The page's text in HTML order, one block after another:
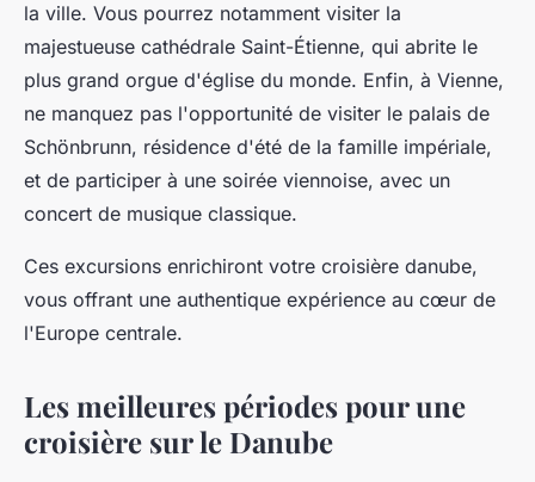
la ville. Vous pourrez notamment visiter la
majestueuse cathédrale Saint-Étienne, qui abrite le
plus grand orgue d'église du monde. Enfin, à Vienne,
ne manquez pas l'opportunité de visiter le palais de
Schönbrunn, résidence d'été de la famille impériale,
et de participer à une soirée viennoise, avec un
concert de musique classique.
Ces excursions enrichiront votre croisière danube,
vous offrant une authentique expérience au cœur de
l'Europe centrale.
Les meilleures périodes pour une
croisière sur le Danube